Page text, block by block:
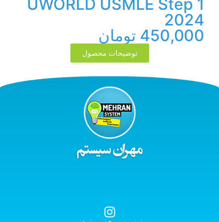
UWORLD USMLE Step 1
2024
450,000 تومان
توضیحات محصول